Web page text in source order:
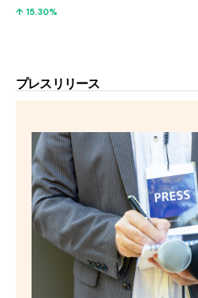
↑ 15.30%
プレスリリース